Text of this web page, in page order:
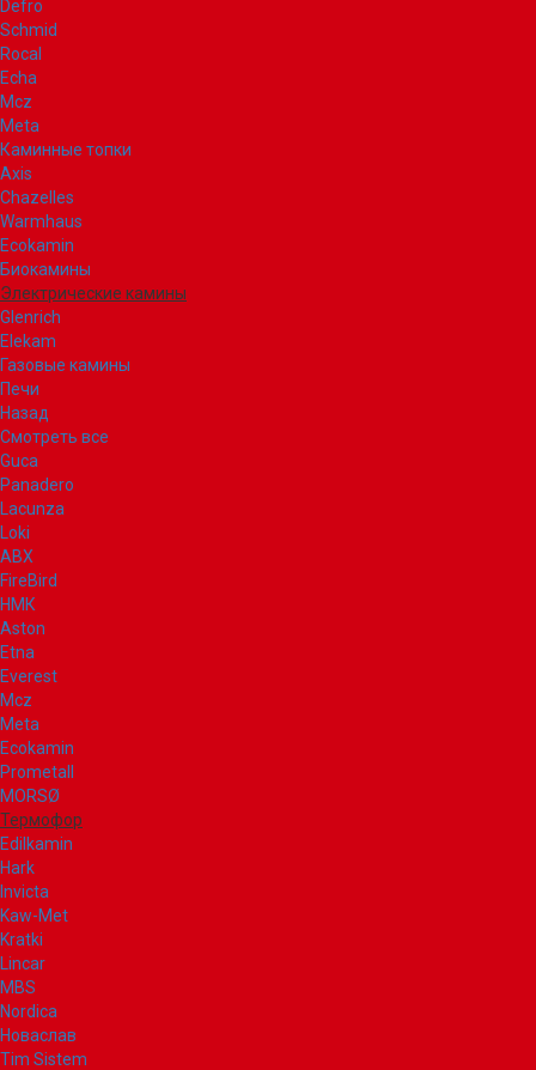
Defro
Schmid
Rocal
Echa
Mcz
Meta
Каминные топки
Axis
Chazelles
Warmhaus
Ecokamin
Биокамины
Электрические камины
Glenrich
Elekam
Газовые камины
Печи
Назад
Смотреть все
Guca
Panadero
Lacunza
Loki
ABX
FireBird
НМК
Aston
Etna
Everest
Mcz
Meta
Ecokamin
Prometall
MORSØ
Термофор
Edilkamin
Hark
Invicta
Kaw-Met
Kratki
Lincar
MBS
Nordica
Новаслав
Tim Sistem